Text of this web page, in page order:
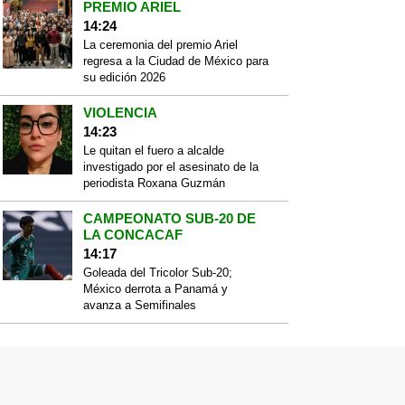
PREMIO ARIEL
14:24
La ceremonia del premio Ariel
regresa a la Ciudad de México para
su edición 2026
VIOLENCIA
14:23
Le quitan el fuero a alcalde
investigado por el asesinato de la
periodista Roxana Guzmán
CAMPEONATO SUB-20 DE
LA CONCACAF
14:17
Goleada del Tricolor Sub-20;
México derrota a Panamá y
avanza a Semifinales